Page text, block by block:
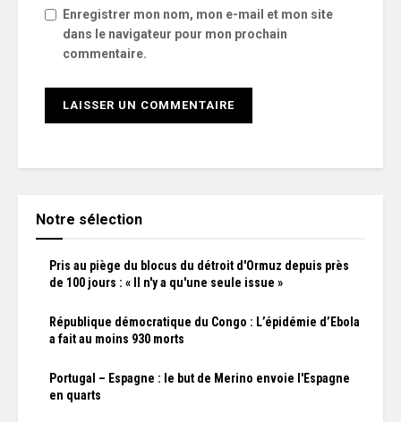
Enregistrer mon nom, mon e-mail et mon site
dans le navigateur pour mon prochain
commentaire.
Notre sélection
Pris au piège du blocus du détroit d'Ormuz depuis près
de 100 jours : « Il n'y a qu'une seule issue »
République démocratique du Congo : L’épidémie d’Ebola
a fait au moins 930 morts
Portugal – Espagne : le but de Merino envoie l'Espagne
en quarts